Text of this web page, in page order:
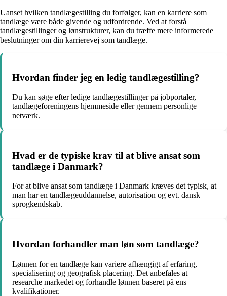
Uanset hvilken tandlægestilling du forfølger, kan en karriere som
tandlæge være både givende og udfordrende. Ved at forstå
tandlægestillinger og lønstrukturer, kan du træffe mere informerede
beslutninger om din karrierevej som tandlæge.
Hvordan finder jeg en ledig tandlægestilling?
Du kan søge efter ledige tandlægestillinger på jobportaler,
tandlægeforeningens hjemmeside eller gennem personlige
netværk.
Hvad er de typiske krav til at blive ansat som
tandlæge i Danmark?
For at blive ansat som tandlæge i Danmark kræves det typisk, at
man har en tandlægeuddannelse, autorisation og evt. dansk
sprogkendskab.
Hvordan forhandler man løn som tandlæge?
Lønnen for en tandlæge kan variere afhængigt af erfaring,
specialisering og geografisk placering. Det anbefales at
researche markedet og forhandle lønnen baseret på ens
kvalifikationer.